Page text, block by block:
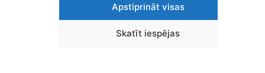
Apstiprināt visas
Skatīt iespējas
Piekļūstamība